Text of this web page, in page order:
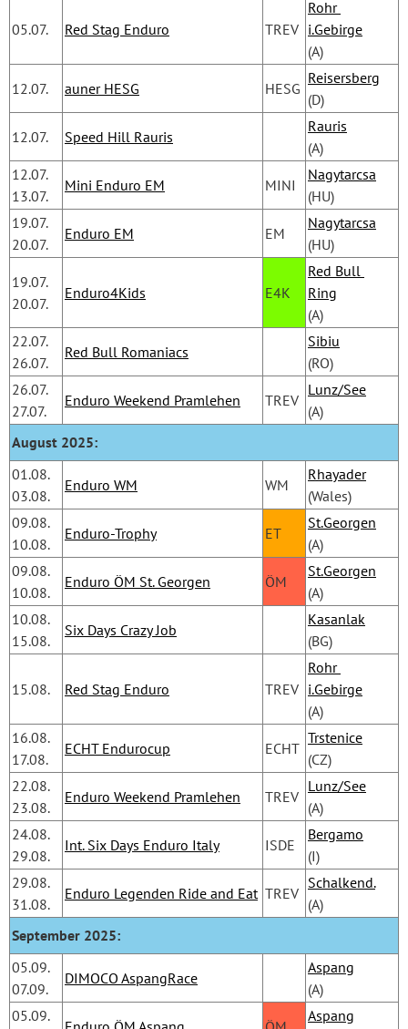
05.07. Red Stag Enduro TREV
Rohr
i.Gebirge
(A)
12.07. auner HESG HESG
Reisersberg
(D)
12.07. Speed Hill Rauris
Rauris
(A)
12.07.
13.07.
Mini Enduro EM MINI
Nagytarcsa
(HU)
19.07.
20.07.
Enduro EM EM
Nagytarcsa
(HU)
19.07.
20.07.
Enduro4Kids E4K
Red Bull
Ring
(A)
22.07.
26.07.
Red Bull Romaniacs
Sibiu
(RO)
26.07.
27.07.
Enduro Weekend Pramlehen TREV
Lunz/See
(A)
August 2025:
01.08.
03.08.
Enduro WM WM
Rhayader
(Wales)
09.08.
10.08.
Enduro-Trophy ET
St.Georgen
(A)
09.08.
10.08.
Enduro ÖM St. Georgen ÖM
St.Georgen
(A)
10.08.
15.08.
Six Days Crazy Job
Kasanlak
(BG)
15.08. Red Stag Enduro TREV
Rohr
i.Gebirge
(A)
16.08.
17.08.
ECHT Endurocup ECHT
Trstenice
(CZ)
22.08.
23.08.
Enduro Weekend Pramlehen TREV
Lunz/See
(A)
24.08.
29.08.
Int. Six Days Enduro Italy ISDE
Bergamo
(I)
29.08.
31.08.
Enduro Legenden Ride and Eat TREV
Schalkend.
(A)
September 2025:
05.09.
07.09.
DIMOCO AspangRace
Aspang
(A)
05.09.
Aspang